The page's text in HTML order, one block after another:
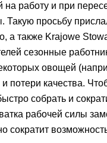
работу и при
Такую просьбу
а также Krajowe
сезонные
овощей
потери качества.
собрать и
рабочей силы
сократит